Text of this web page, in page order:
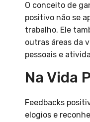
O conceito de
positivo não se
trabalho. Ele
outras áreas da
pessoais e
Na Vida
Feedbacks
elogios e